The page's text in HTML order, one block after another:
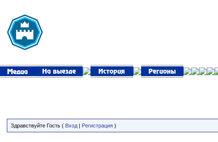
Здравствуйте Гость ( Вход | Регистрация )